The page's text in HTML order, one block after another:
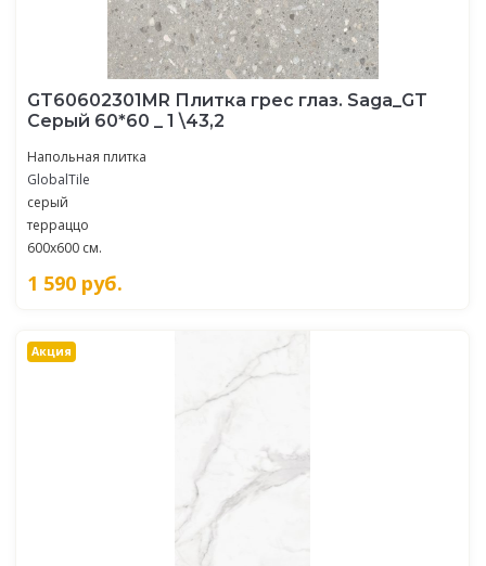
GT60602301MR Плитка грес глаз. Saga_GT
Серый 60*60 _ 1 \43,2
Напольная плитка
GlobalTile
серый
терраццо
600x600 см.
1 590 руб.
Акция